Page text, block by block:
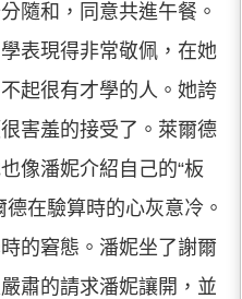
隨和，同意共進午餐。
表現得非常敬佩，在她
起很有才學的人。她誇
害羞的接受了。萊爾德
像潘妮介紹自己的“板
在驗算時的心灰意冷。
的窘態。潘妮坐了謝爾
肅的請求潘妮讓開，並